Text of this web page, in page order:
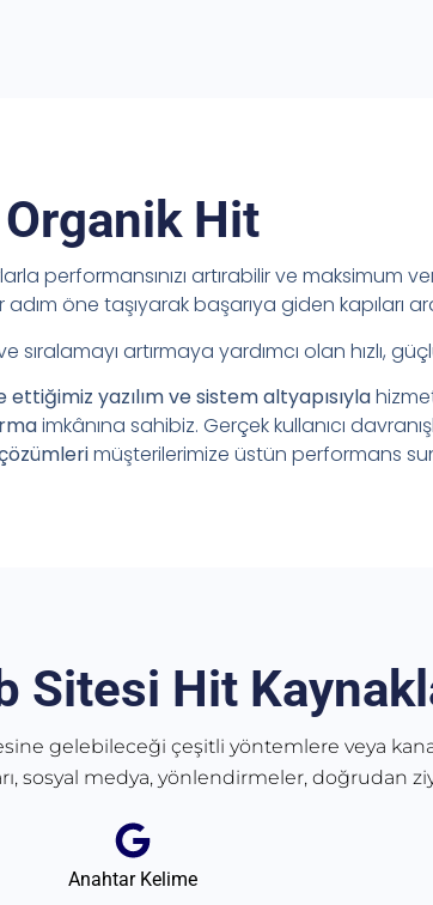
Organik Hit
performansınızı artırabilir ve maksimum
öne taşıyarak başarıya giden kapıları
artırmaya yardımcı olan hızlı,
yazılım ve sistem altyapısıyla
imkânına sahibiz. Gerçek kullanıcı
müşterilerimize üstün performans
Sitesi Hit
gelebileceği çeşitli yöntemlere veya
sosyal medya, yönlendirmeler, doğrudan
Anahtar Kelime